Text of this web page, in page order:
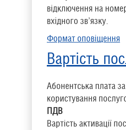
відключення на
вхідного зв’язку.
Формат оповіщення
Вартість
Абонентська плата за
користування
ПДВ
Вартість активації